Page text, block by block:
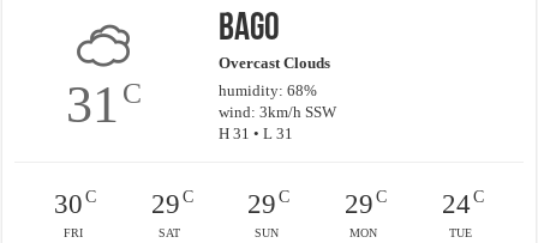
31 C
Bago
Overcast Clouds
humidity: 68%
wind: 3km/h SSW
H 31 • L 31
30C
FRI
29C
SAT
29 C
SUN
29C
MON
24C
TUE